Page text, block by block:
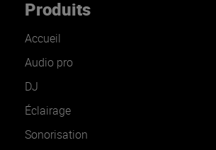
Produits
Accueil
Audio pro
DJ
Éclairage
Sonorisation